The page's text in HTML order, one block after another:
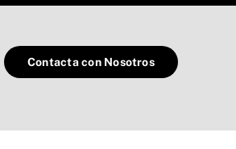
Contacta con Nosotros